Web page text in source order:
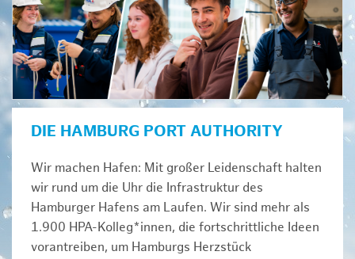
DIE HAMBURG PORT AUTHORITY
Wir machen Hafen: Mit großer Leidenschaft halten
wir rund um die Uhr die Infrastruktur des
Hamburger Hafens am Laufen. Wir sind mehr als
1.900 HPA-Kolleg*innen, die fortschrittliche Ideen
vorantreiben, um Hamburgs Herzstück